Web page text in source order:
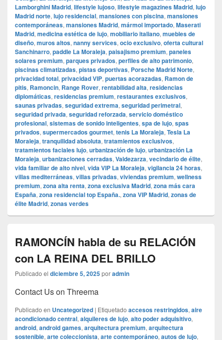
Lamborghini Madrid, lifestyle lujoso, lifestyle magazines Madrid, lujo
Madrid norte, lujo residencial, mansiones con piscina, mansiones
contemporáneas, mansiones Madrid, mármol importado, Maserati
Madrid, medicina estética de lujo, mobiliario italiano, muebles de
diseño, muros altos, nanny services, ocio exclusivo, oferta cultural
Sanchinarro, paddle La Moraleja, paisajismo premium, paneles
solares premium, parques privados, perfiles de alto patrimonio,
piscinas climatizadas, pistas deportivas, Porsche Madrid Norte,
privacidad total, privacidad VIP, puertas acorazadas, Ramon de
pitis, Ramoncin, Range Rover, rentabilidad alta, residencias
diplomáticas, residencias premium, restaurantes exclusivos,
saunas privadas, seguridad extrema, seguridad perimetral,
seguridad privada, seguridad reforzada, servicio doméstico
profesional, sistemas de sonido inteligentes, spa de lujo, spas
privados, supermercados gourmet, tenis La Moraleja, Tesla La
Moraleja, tranquilidad absoluta, tratamientos exclusivos,
tratamientos faciales lujo, urbanización de lujo, urbanización La
Moraleja, urbanizaciones cerradas, Valdezarza, vecindario de élite,
vida familiar de alto nivel, vida VIP La Moraleja, vigilancia 24 horas,
villas mediterráneas, villas privadas, viviendas premium, wellness
premium, zona alta renta, zona exclusiva Madrid, zona más cara
España, zona residencial top España., zona VIP Madrid, zonas de
élite Madrid, zonas verdes
RAMONCÍN habla de su RELACIÓN
con LA REINA DEL BRILLO
Publicado el diciembre 5, 2025poradmin
Contact Us on Threema
Publicado en Uncategorized | Etiquetado accesos restringidos, aire
acondicionado central, alquileres de lujo, alto poder adquisitivo,
android, android games, arquitectura premium, arquitectura
sostenible, arte coleccionista, arte contemporáneo, autos de lujo,